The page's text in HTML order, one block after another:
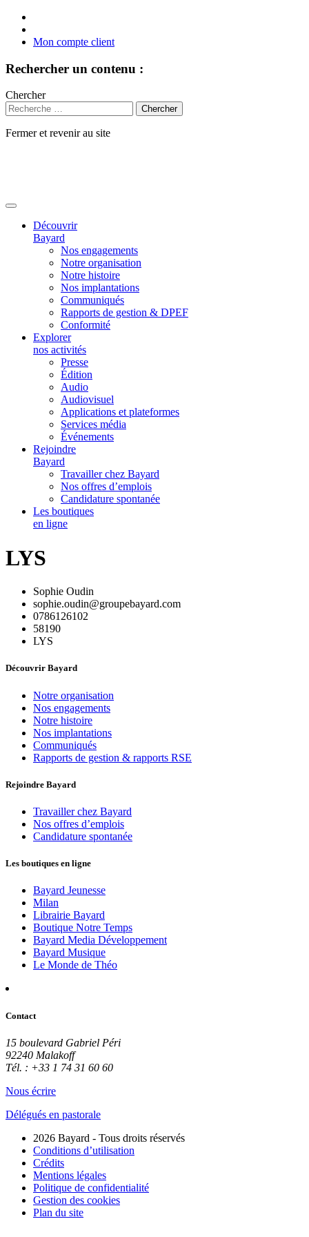
Mon compte client
Rechercher un contenu :
Chercher
Fermer et revenir au site
Découvrir
Bayard
Nos engagements
Notre organisation
Notre histoire
Nos implantations
Communiqués
Rapports de gestion & DPEF
Conformité
Explorer
nos activités
Presse
Édition
Audio
Audiovisuel
Applications et plateformes
Services média
Événements
Rejoindre
Bayard
Travailler chez Bayard
Nos offres d’emplois
Candidature spontanée
Les boutiques
en ligne
LYS
Sophie Oudin
sophie.oudin@groupebayard.com
0786126102
58190
LYS
Découvrir Bayard
Notre organisation
Nos engagements
Notre histoire
Nos implantations
Communiqués
Rapports de gestion & rapports RSE
Rejoindre Bayard
Travailler chez Bayard
Nos offres d’emplois
Candidature spontanée
Les boutiques en ligne
Bayard Jeunesse
Milan
Librairie Bayard
Boutique Notre Temps
Bayard Media Développement
Bayard Musique
Le Monde de Théo
Contact
15 boulevard Gabriel Péri
92240 Malakoff
Tél. : +33 1 74 31 60 60
Nous écrire
Délégués en pastorale
2026 Bayard - Tous droits réservés
Conditions d’utilisation
Crédits
Mentions légales
Politique de confidentialité
Gestion des cookies
Plan du site